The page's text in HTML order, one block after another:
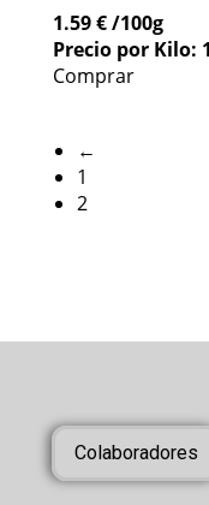
1.59 €/100g
Precio por Kilo:
Comprar
←
1
2
Colaboradores